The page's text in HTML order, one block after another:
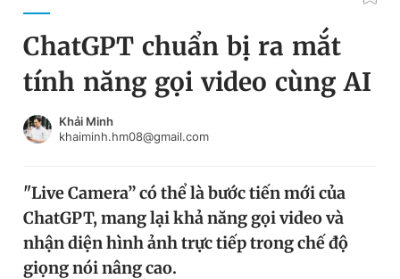
Chuyên mục
Chuyên mục khác
Tin thị trường Tin 360
Video
Đổi mật khẩu
Tin đã lưu
Tin đã xem
Đăng xuất
ChatGPT chuẩn bị ra mắt
tính năng gọi video cùng AI
Khải Minh
khaiminh.hm08@gmail.com
"Live Camera” có thể là bước tiến mới của
ChatGPT, mang lại khả năng gọi video và
nhận diện hình ảnh trực tiếp trong chế độ
giọng nói nâng cao.